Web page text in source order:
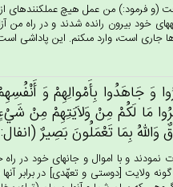
(و فرمود:) من عمل هيچ عمل‏كننده‏اى
خود بيرون رانده شدند و در راه من
جارى است، وارد مى‏كنم. اين پاداشى است
وَ جَاهَدُوا بِأَمْوالِهِم‌ْ وَ
مَا لَكُم‌ْ مِنْ‌ وَلاَيَتِهِمْ‌ مِنْ‌
بِمَا تَعْمَلُون‌َ بَصِيرٌ (انفال: 72)
و با اموال و جانهاى خود در راه
ولايت [دوستى و تعهّدى‏] در برابر